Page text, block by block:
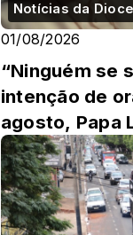
Notícias da
01/08/2026
“Ninguém se
intenção de
agosto, Papa